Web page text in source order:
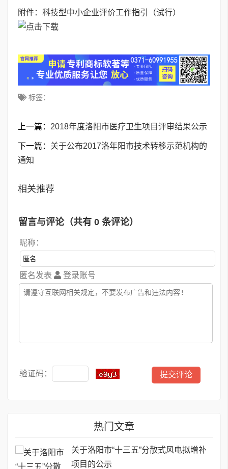
附件：科技型中小企业评价工作指引（试行）
标签：
上一篇： 2018年度洛阳市医疗卫生项目评审结果公示
下一篇： 关于公布2017洛年阳市技术转移示范机构的
通知
相关推荐
留言与评论（共有 0 条评论）
昵称：
匿名发表 登录账号
验证码：
热门文章
关于洛阳市“十三五”分散式风电拟增补
项目的公示